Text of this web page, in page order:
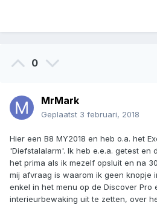
0
MrMark
Geplaatst 3 februari, 2018
Hier een B8 MY2018 en heb o.a. het
'Diefstalalarm'. Ik heb e.e.a. getest en
het prima als ik mezelf opsluit en na
mij afvraag is waarom ik geen knopje
enkel in het menu op de Discover Pro
interieurbewaking uit te zetten, over